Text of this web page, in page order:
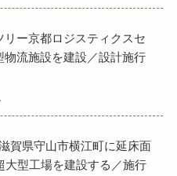
リー京都ロジスティクスセ
物流施設を建設／設計施行
賀県守山市横江町に延床面
大型工場を建設する／施行